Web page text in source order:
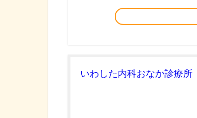
いわした内科おなか診療所